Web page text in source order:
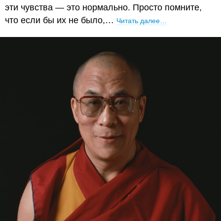
эти чувства — это нормально. Просто помните,
что если бы их не было,… Читать далее…